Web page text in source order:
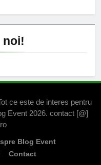
noi!
ce este de interes pentru
Event 2026. contact [@]
Blog Event
Contact